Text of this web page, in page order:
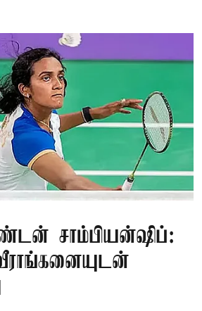
சாம்பியன்ஷிப்: